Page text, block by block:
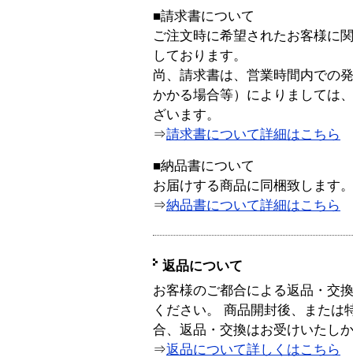
■請求書について
ご注文時に希望されたお客様に
しております。
尚、請求書は、営業時間内での
かかる場合等）によりましては
ざいます。
⇒請求書について詳細はこちら
■納品書について
お届けする商品に同梱致します。
⇒納品書について詳細はこちら
返品について
お客様のご都合による返品・交
ください。 商品開封後、または
合、返品・交換はお受けいたし
⇒返品について詳しくはこちら